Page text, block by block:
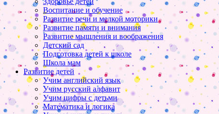
Воспитание и обучение
Развитие речи и мелкой моторики
Развитие памяти и внимания
Развитие мышления и воображения
Детский сад
Подготовка детей к школе
Школа мам
Развитие детей
Учим английский язык
Учим русский алфавит
Учим цифры с детьми
Математика и логика